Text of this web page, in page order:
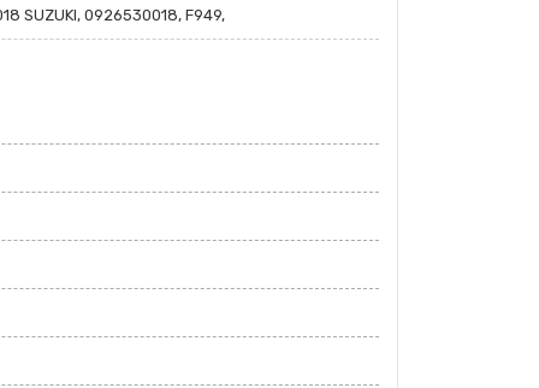
SUZUKI, 0926530018, F949,